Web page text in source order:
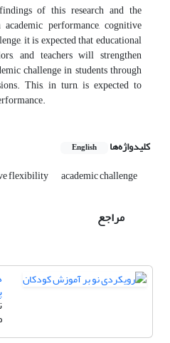
of this research and the
performance, cognitive
it is expected that educational
and teachers will strengthen
challenge in students through
This, in turn, is expected to
کلیدواژه‌ها English
flexibility academic challenge
مراجع